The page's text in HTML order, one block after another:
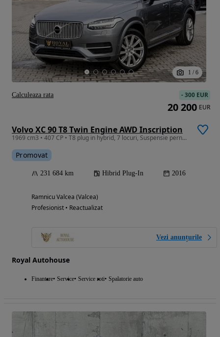
1 / 6
Volvo XC 90 T8 Twin Engine AWD Inscription
1969 cm3 • 407 CP • T8 plug in hybrid, 7 locuri, Suspensie perne aer, Km certificati
Promovat
231 684 km Hibrid Plug-In 2016
Ramnicu Valcea (Valcea)
Profesionist • Reactualizat
Vezi anunțurile
Royal Autohouse
Finantare Service Service roti Spalatorie auto
-300 EUR
20 200 EUR
Calculeaza rata